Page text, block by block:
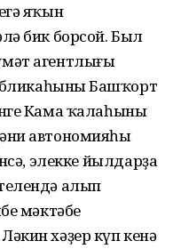
яҡын
бик борсой. Был
агентлығы
Башҡорт
Кама ҡалаһының
автономияһы
элекке йылдарҙа
алып
мәктәбе
хәҙер күп кенә